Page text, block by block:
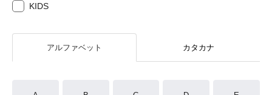
KIDS
アルファベット カタカナ